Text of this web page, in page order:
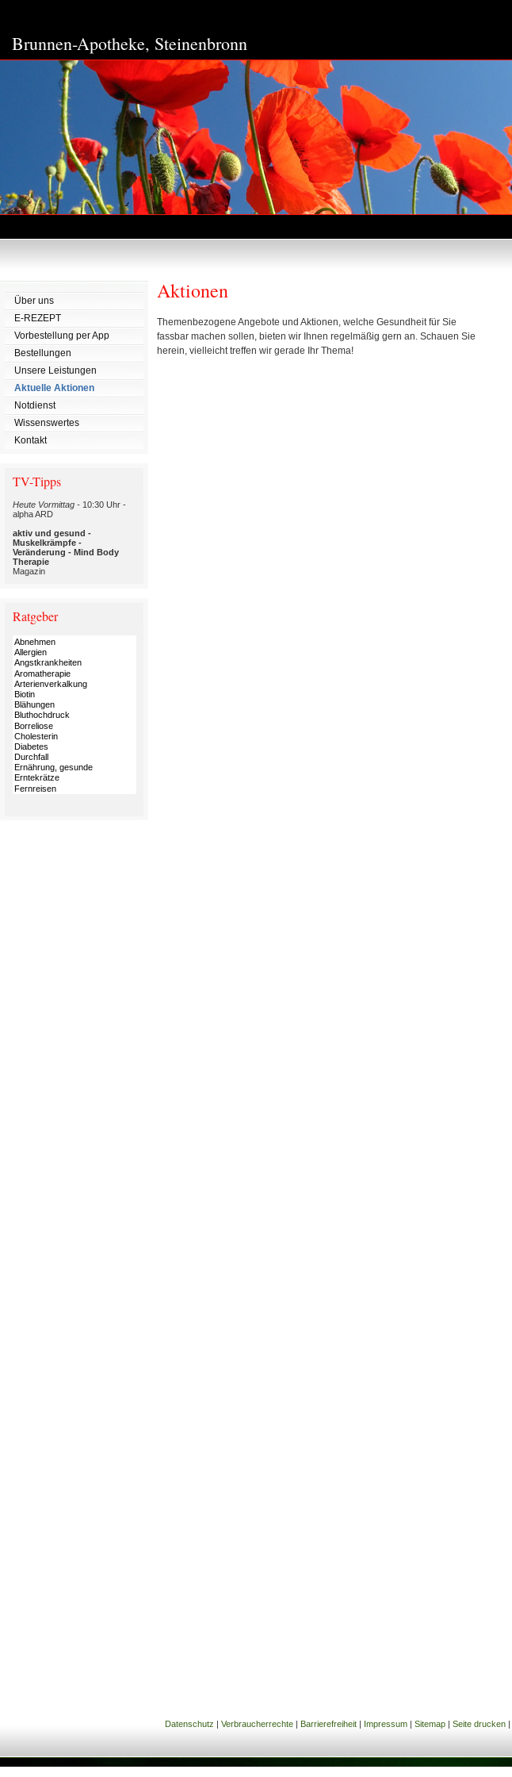
Brunnen-Apotheke, Steinenbronn
Über uns
E-REZEPT
Vorbestellung per App
Bestellungen
Unsere Leistungen
Aktuelle Aktionen
Notdienst
Wissenswertes
Kontakt
TV-Tipps
Heute Vormittag - 10:30 Uhr -
alpha ARD
aktiv und gesund -
Muskelkrämpfe -
Veränderung - Mind Body
Therapie
Magazin
Ratgeber
Aktionen
Themenbezogene Angebote und Aktionen, welche Gesundheit für Sie
fassbar machen sollen, bieten wir Ihnen regelmäßig gern an. Schauen Sie
herein, vielleicht treffen wir gerade Ihr Thema!
Datenschutz Verbraucherrechte Barrierefreiheit Impressum Sitemap Seite drucken